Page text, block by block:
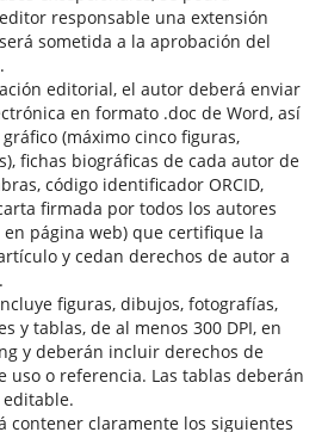
responsable una extensión
sometida a la aprobación del
editorial, el autor deberá enviar
en formato .doc de Word, así
(máximo cinco figuras,
fichas biográficas de cada autor de
código identificador ORCID,
firmada por todos los autores
página web) que certifique la
y cedan derechos de autor a
figuras, dibujos, fotografías,
y tablas, de al menos 300 DPI, en
y deberán incluir derechos de
uso o referencia. Las tablas deberán
contener claramente los siguientes